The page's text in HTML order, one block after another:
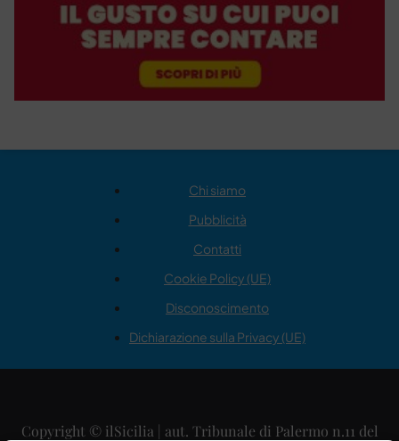
Chi siamo
Pubblicità
Contatti
Cookie Policy (UE)
Disconoscimento
Dichiarazione sulla Privacy (UE)
Copyright © ilSicilia | aut. Tribunale di Palermo n.11 del